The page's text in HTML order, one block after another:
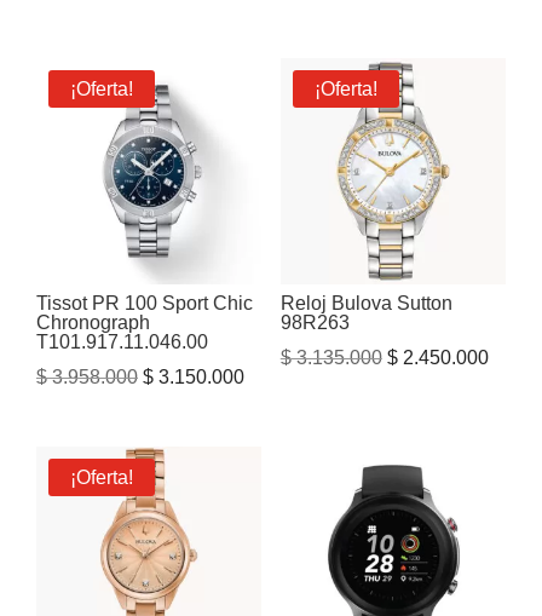
¡Oferta!
Tissot PR 100 Sport Chic
Chronograph
T101.917.11.046.00
$3.958.000 El
era:
$ 3.958.000.
$ 3.150.000El
¡Oferta!
Reloj Bulova Sutton
98R263
$3.135.000 El
$ 3.135.000.
$2.450.000El
¡Oferta!